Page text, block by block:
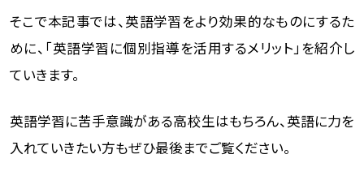
そこで本記事では、英語学習をより効果的なものにするた
めに、「英語学習に個別指導を活用するメリット」を紹介し
ていきます。
英語学習に苦手意識がある高校生はもちろん、英語に力を
入れていきたい方もぜひ最後までご覧ください。